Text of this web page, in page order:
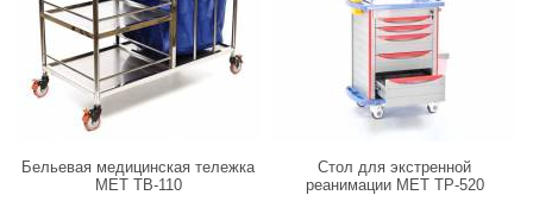
Бельевая медицинская тележка
МЕТ ТB-110
Стол для экстренной
реанимации МЕТ ТP-520